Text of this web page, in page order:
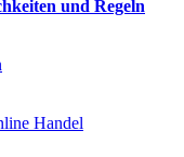
und Regeln
Handel